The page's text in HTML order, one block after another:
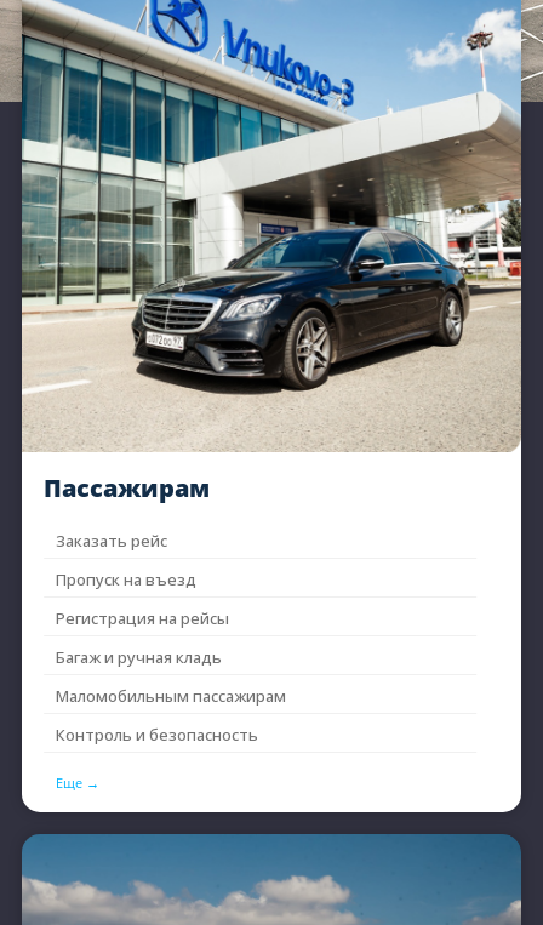
Пассажирам
Заказать рейс
Пропуск на въезд
Регистрация на рейсы
Багаж и ручная кладь
Маломобильным пассажирам
Контроль и безопасность
Еще →